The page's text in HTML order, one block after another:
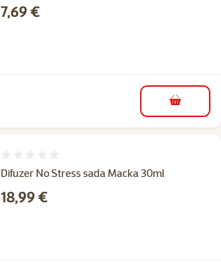
Cena
7,69 €
do košíka
Difuzer No Stress sada Macka 30ml
Cena
18,99 €